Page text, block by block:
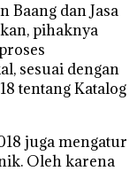
Baang dan Jasa
pihaknya
sesuai dengan
tentang Katalog
juga mengatur
Oleh karena